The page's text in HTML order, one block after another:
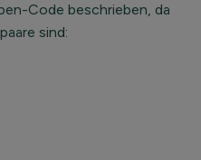
Code beschrieben, da
sind: